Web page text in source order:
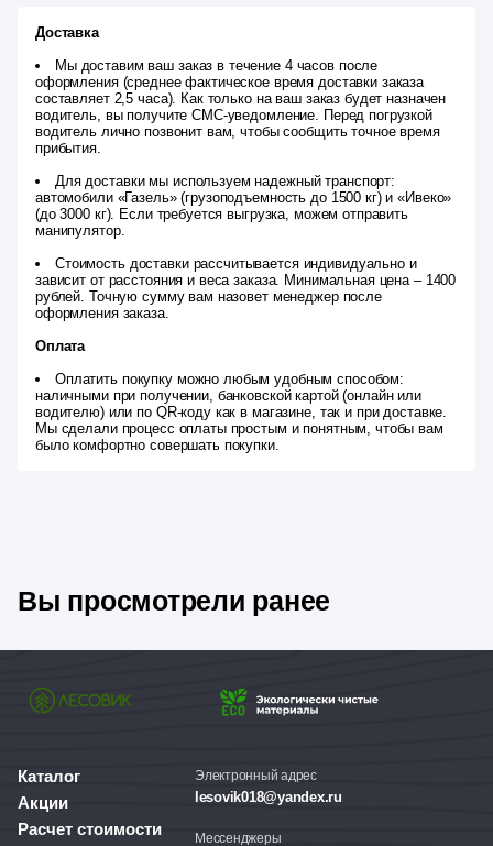
Доставка
Мы доставим ваш заказ в течение 4 часов после
оформления (среднее фактическое время доставки заказа
составляет 2,5 часа). Как только на ваш заказ будет назначен
водитель, вы получите СМС-уведомление. Перед погрузкой
водитель лично позвонит вам, чтобы сообщить точное время
прибытия.
Для доставки мы используем надежный транспорт:
автомобили «Газель» (грузоподъемность до 1500 кг) и «Ивеко»
(до 3000 кг). Если требуется выгрузка, можем отправить
манипулятор.
Стоимость доставки рассчитывается индивидуально и
зависит от расстояния и веса заказа. Минимальная цена – 1400
рублей. Точную сумму вам назовет менеджер после
оформления заказа.
Оплата
Оплатить покупку можно любым удобным способом:
наличными при получении, банковской картой (онлайн или
водителю) или по QR-коду как в магазине, так и при доставке.
Мы сделали процесс оплаты простым и понятным, чтобы вам
было комфортно совершать покупки.
Вы просмотрели ранее
Каталог
Акции
Расчет стоимости
Электронный адрес
lesovik018@yandex.ru
Мессенджеры